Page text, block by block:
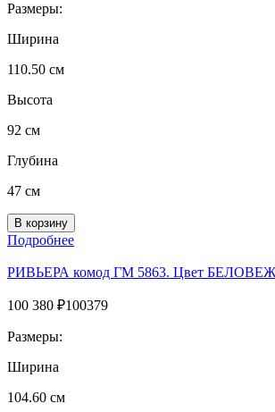
Размеры:
Ширина
110.50 см
Высота
92 см
Глубина
47 см
Подробнее
РИВЬЕРА комод ГМ 5863. Цвет
100 380 ₽100379
Размеры:
Ширина
104.60 см